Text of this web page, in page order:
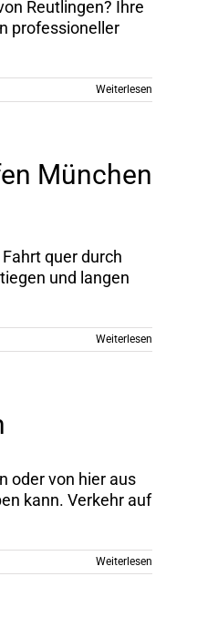
Reutlingen? Ihre
professioneller
Weiterlesen
München
quer durch
und langen
Weiterlesen
oder von hier aus
kann. Verkehr auf
Weiterlesen